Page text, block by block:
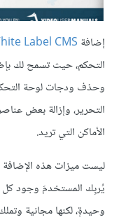
إضافة Label CMS
التحكم، حيث تسمح لك
وحذف ودجات لوحة
الأماكن التي تريد.
يُربِك المستخدمَ وجود كل
وحيدةٍ، لكنها مجانية